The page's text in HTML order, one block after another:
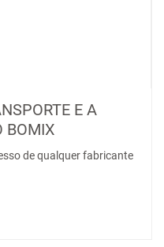
E A
BOMIX
de qualquer fabricante